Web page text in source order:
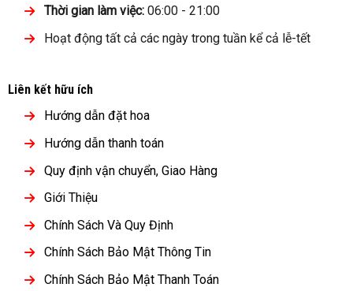
Thời gian làm việc:06:00 - 21:00
Hoạt động tất cả các ngày trong tuần kể cả lễ-tết
Liên kết hữu ích
Hướng dẫn đặt hoa
Hướng dẫn thanh toán
Quy định vận chuyển, Giao Hàng
Giới Thiệu
Chính Sách Và Quy Định
Chính Sách Bảo Mật Thông Tin
Chính Sách Bảo Mật Thanh Toán